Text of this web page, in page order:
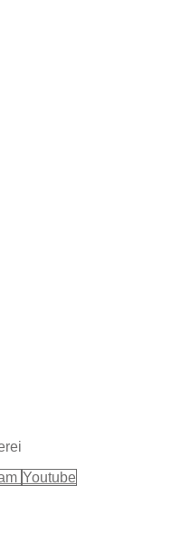
Youtube